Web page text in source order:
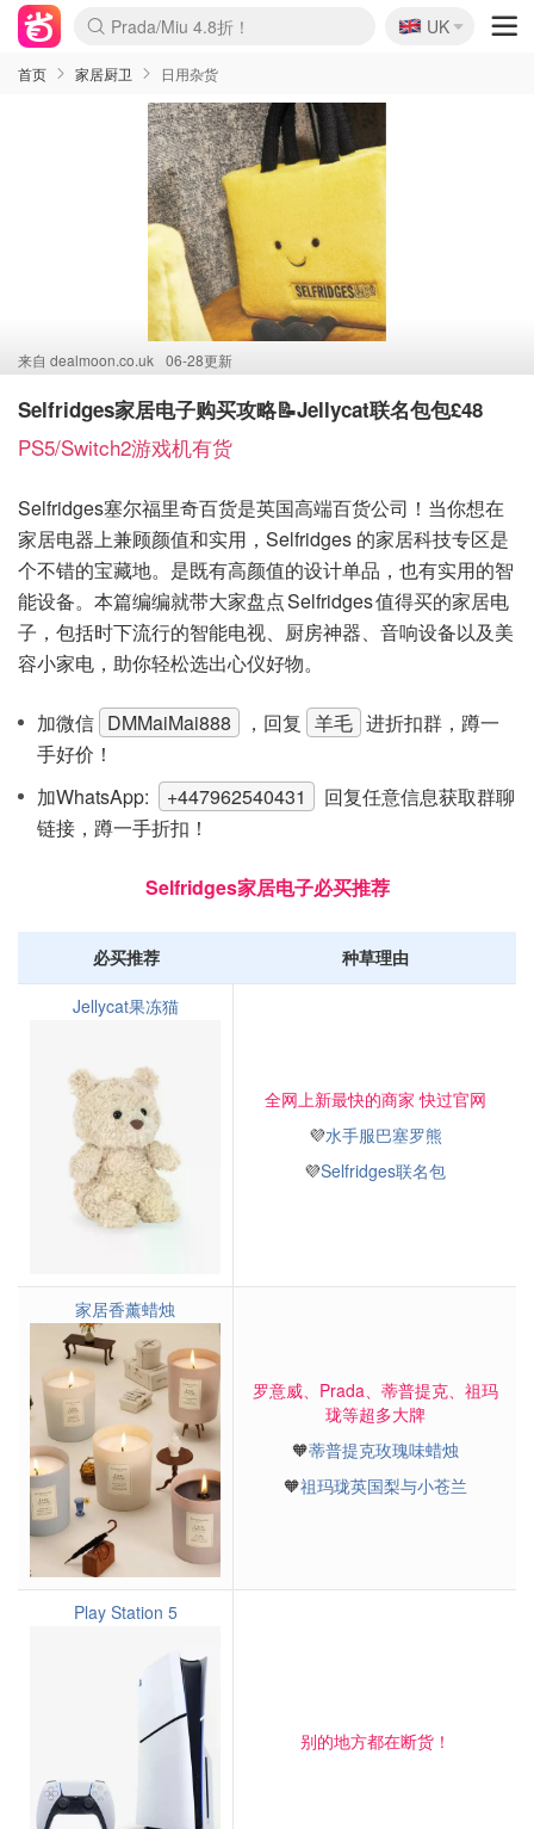
麦卢卡蜂蜜夏促！个位数！
Prada/Miu 4.8折！
啥？必胜客披萨5折！
🇬🇧
UK
首页 家居厨卫 日用杂货
来自 dealmoon.co.uk 06-28更新
Selfridges家居电子购买攻略📝Jellycat联名包包£48
PS5/Switch2游戏机有货
Selfridges塞尔福里奇百货是英国高端百货公司！当你想在
家居电器上兼顾颜值和实用，Selfridges 的家居科技专区是
个不错的宝藏地。是既有高颜值的设计单品，也有实用的智
能设备。本篇编编就带大家盘点 Selfridges 值得买的家居电
子，包括时下流行的智能电视、厨房神器、音响设备以及美
容小家电，助你轻松选出心仪好物。
加微信 DMMaiMai888 ，回复 羊毛 进折扣群，蹲一
手好价！
加WhatsApp:
+447962540431
回复任意信息获取群聊
链接，蹲一手折扣！
Selfridges家居电子必买推荐
必买推荐 种草理由
Jellycat果冻猫
全网上新最快的商家 快过官网
💜水手服巴塞罗熊
💜Selfridges联名包
家居香薰蜡烛
罗意威、Prada、蒂普提克、祖玛
珑等超多大牌
🧡蒂普提克玫瑰味蜡烛
🧡祖玛珑英国梨与小苍兰
Play Station 5
别的地方都在断货！